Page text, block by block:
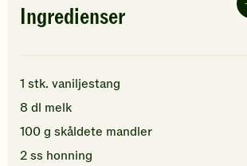
Ingredienser
1 stk. vaniljestang
8 dl melk
100g skåldete mandler
2ss honning